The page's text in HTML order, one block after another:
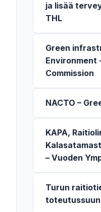
ja lisää
THL
Green
Environment
Commission
NACTO –
KAPA,
– Vuoden
Turun